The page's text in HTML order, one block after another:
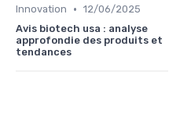
Innovation • 12/06/2025
Avis biotech usa : analyse
approfondie des produits et
tendances